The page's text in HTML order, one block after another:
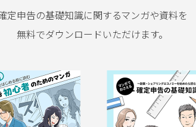
定申告の基礎知識に関するマンガや資料を
無料でダウンロードいただけます。